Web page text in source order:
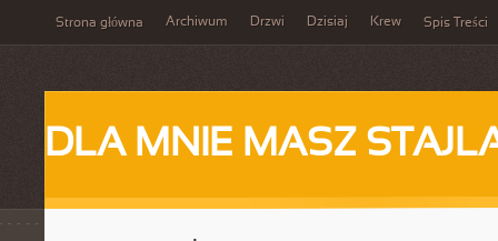
Strona główna Archiwum Drzwi Dzisiaj Krew Spis Treści
DLA MNIE MASZ